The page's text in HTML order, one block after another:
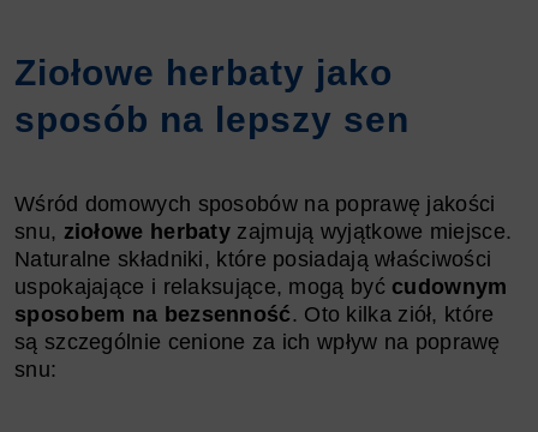
Ziołowe herbaty jako
sposób na lepszy sen
Wśród domowych sposobów na poprawę jakości
snu, ziołowe herbaty zajmują wyjątkowe miejsce.
Naturalne składniki, które posiadają właściwości
uspokajające i relaksujące, mogą być cudownym
sposobem na bezsenność. Oto kilka ziół, które
są szczególnie cenione za ich wpływ na poprawę
snu: